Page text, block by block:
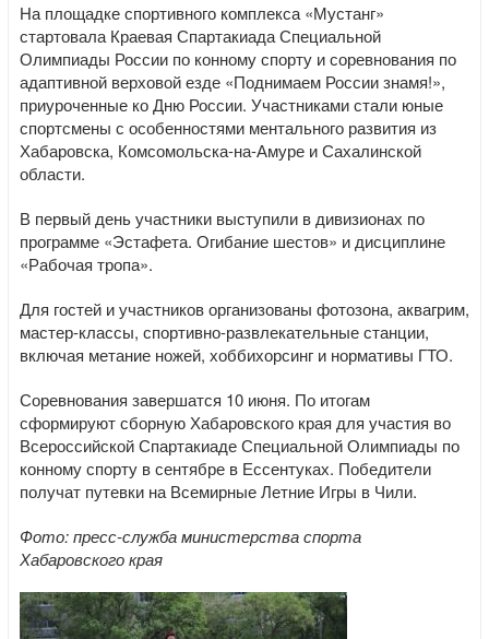
На площадке спортивного комплекса «Мустанг»
стартовала Краевая Спартакиада Специальной
Олимпиады России по конному спорту и соревнования по
адаптивной верховой езде «Поднимаем России знамя!»,
приуроченные ко Дню России. Участниками стали юные
спортсмены с особенностями ментального развития из
Хабаровска, Комсомольска-на-Амуре и Сахалинской
области.
В первый день участники выступили в дивизионах по
программе «Эстафета. Огибание шестов» и дисциплине
«Рабочая тропа».
Для гостей и участников организованы фотозона, аквагрим,
мастер-классы, спортивно-развлекательные станции,
включая метание ножей, хоббихорсинг и нормативы ГТО.
Соревнования завершатся 10 июня. По итогам
сформируют сборную Хабаровского края для участия во
Всероссийской Спартакиаде Специальной Олимпиады по
конному спорту в сентябре в Ессентуках. Победители
получат путевки на Всемирные Летние Игры в Чили.
Фото: пресс-служба министерства спорта
Хабаровского края